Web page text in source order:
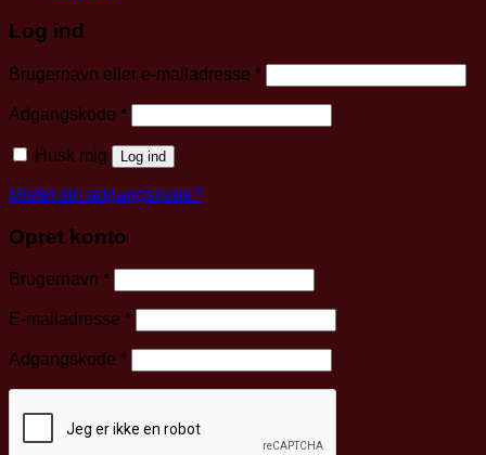
Log ind
Brugernavn eller e-mailadresse *Påkrævet
Adgangskode *Påkrævet
Husk mig Log ind
Mistet din adgangskode?
Opret konto
Brugernavn *Påkrævet
E-mailadresse *Påkrævet
Adgangskode *Påkrævet